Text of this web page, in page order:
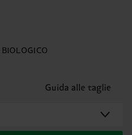
Guida alle taglie